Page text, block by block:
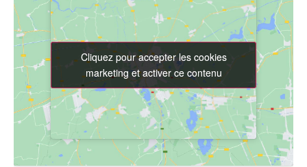
Cliquez pour accepter les cookies
marketing et activer ce contenu
Cliquez pour accepter les cookies
marketing et activer ce contenu